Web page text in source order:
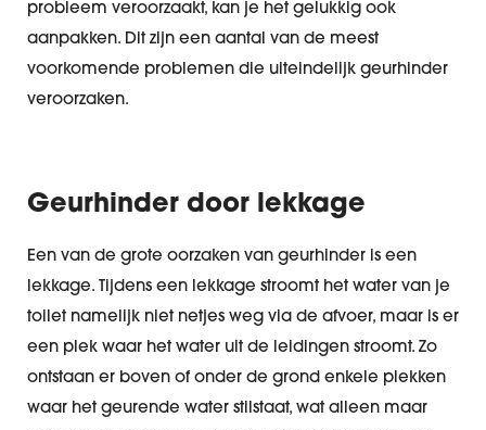
probleem veroorzaakt, kan je het gelukkig ook
aanpakken. Dit zijn een aantal van de meest
voorkomende problemen die uiteindelijk geurhinder
veroorzaken.
Geurhinder door lekkage
Een van de grote oorzaken van geurhinder is een
lekkage. Tijdens een lekkage stroomt het water van je
toilet namelijk niet netjes weg via de afvoer, maar is er
een plek waar het water uit de leidingen stroomt. Zo
ontstaan er boven of onder de grond enkele plekken
waar het geurende water stilstaat, wat alleen maar